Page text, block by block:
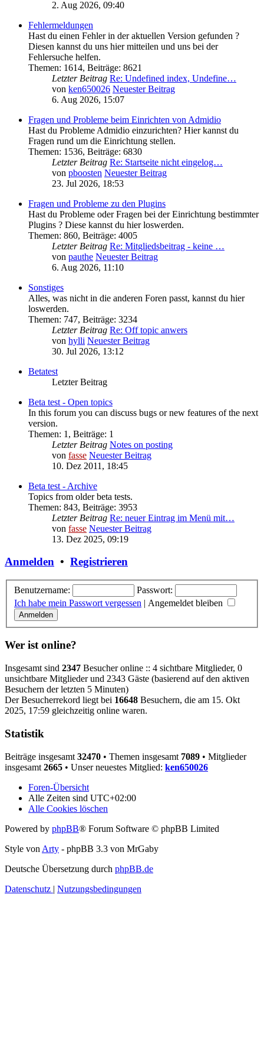
2. Aug 2026, 09:40
Fehlermeldungen
Hast du einen Fehler in der aktuellen Version gefunden ?
Diesen kannst du uns hier mitteilen und uns bei der
Fehlersuche helfen.
Themen: 1614, Beiträge: 8621
Letzter Beitrag Re: Undefined index, Undefine…
von ken650026 Neuester Beitrag
6. Aug 2026, 15:07
Fragen und Probleme beim Einrichten von Admidio
Hast du Probleme Admidio einzurichten? Hier kannst du
Fragen rund um die Einrichtung stellen.
Themen: 1536, Beiträge: 6830
Letzter Beitrag Re: Startseite nicht eingelog…
von pboosten Neuester Beitrag
23. Jul 2026, 18:53
Fragen und Probleme zu den Plugins
Hast du Probleme oder Fragen bei der Einrichtung bestimmter
Plugins ? Diese kannst du hier loswerden.
Themen: 860, Beiträge: 4005
Letzter Beitrag Re: Mitgliedsbeitrag - keine …
von pauthe Neuester Beitrag
6. Aug 2026, 11:10
Sonstiges
Alles, was nicht in die anderen Foren passt, kannst du hier
loswerden.
Themen: 747, Beiträge: 3234
Letzter Beitrag Re: Off topic anwers
von hylli Neuester Beitrag
30. Jul 2026, 13:12
Betatest
Letzter Beitrag
Beta test - Open topics
In this forum you can discuss bugs or new features of the next
version.
Themen: 1 , Beiträge: 1
Letzter Beitrag Notes on posting
von fasse Neuester Beitrag
10. Dez 2011, 18:45
Beta test - Archive
Topics from older beta tests.
Themen: 843, Beiträge: 3953
Letzter Beitrag Re: neuer Eintrag im Menü mit…
von fasse Neuester Beitrag
13. Dez 2025, 09:19
Anmelden • Registrieren
Benutzername:
Passwort:
Ich habe mein Passwort vergessen | Angemeldet bleiben
Wer ist online?
Insgesamt sind 2347 Besucher online :: 4 sichtbare Mitglieder, 0
unsichtbare Mitglieder und 2343 Gäste (basierend auf den aktiven
Besuchern der letzten 5 Minuten)
Der Besucherrekord liegt bei 16648 Besuchern, die am 15. Okt
2025, 17:59 gleichzeitig online waren.
Statistik
Beiträge insgesamt 32470 • Themen insgesamt 7089 • Mitglieder
insgesamt 2665 • Unser neuestes Mitglied: ken650026
Foren-Übersicht
Alle Zeiten sind UTC+02:00
Alle Cookies löschen
Powered by phpBB® Forum Software © phpBB Limited
Style von Arty - phpBB 3.3 von MrGaby
Deutsche Übersetzung durch phpBB.de
Datenschutz | Nutzungsbedingungen